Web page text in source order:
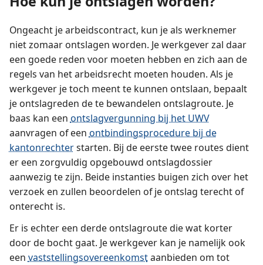
Ongeacht je arbeidscontract, kun je als werknemer
niet zomaar ontslagen worden. Je werkgever zal daar
een goede reden voor moeten hebben en zich aan de
regels van het arbeidsrecht moeten houden. Als je
werkgever je toch meent te kunnen ontslaan, bepaalt
je ontslagreden de te bewandelen ontslagroute. Je
baas kan een ontslagvergunning bij het UWV
aanvragen of een ontbindingsprocedure bij de
kantonrechterstarten. Bij de eerste twee routes dient
er een zorgvuldig opgebouwd ontslagdossier
aanwezig te zijn. Beide instanties buigen zich over het
verzoek en zullen beoordelen of je ontslag terecht of
onterecht is.
Er is echter een derde ontslagroute die wat korter
door de bocht gaat. Je werkgever kan je namelijk ook
een vaststellings­overeenkomstaanbieden om tot